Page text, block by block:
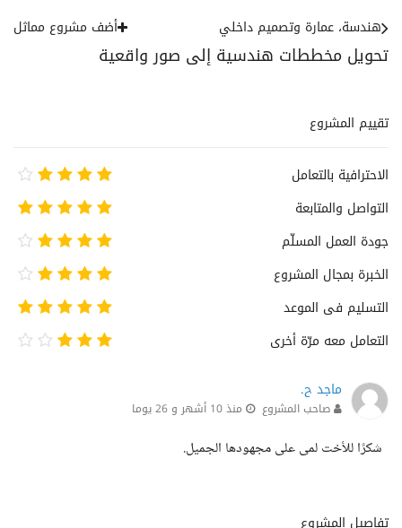
تحويل مخططات هندسية إلى صور واقعية
هندسة، عمارة وتصميم داخلي أضف مشروع مماثل
تقييم المشروع
الاحترافية بالتعامل
التواصل والمتابعة
جودة العمل المسلّم
الخبرة بمجال المشروع
التسليم فى الموعد
التعامل معه مرّة أخرى
ماجد ح.
صاحب المشروع منذ 10 أشهر و 26 يوما
شكرًا للأخت لمى على مجهودها الجميل.
تفاصيل المشروع